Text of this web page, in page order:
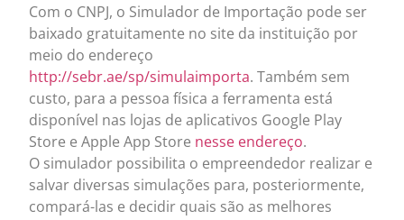
Com o CNPJ, o Simulador de Importação pode ser
baixado gratuitamente no site da instituição por
meio do endereço
http://sebr.ae/sp/simulaimporta. Também sem
custo, para a pessoa física a ferramenta está
disponível nas lojas de aplicativos Google Play
Store e Apple App Store nesse endereço.
O simulador possibilita o empreendedor realizar e
salvar diversas simulações para, posteriormente,
compará-las e decidir quais são as melhores